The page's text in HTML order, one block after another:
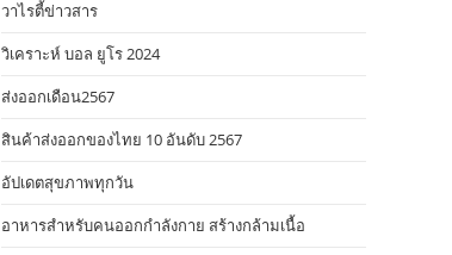
วาไรตี้ข่าวสาร
วิเคราะห์ บอล ยูโร 2024
ส่งออกเดือน2567
สินค้าส่งออกของไทย 10 อันดับ 2567
อัปเดตสุขภาพทุกวัน
อาหารสําหรับคนออกกําลังกาย สร้างกล้ามเนื้อ